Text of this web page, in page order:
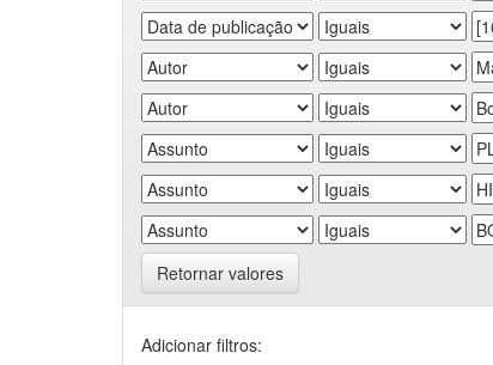
Retornar valores
Adicionar filtros: